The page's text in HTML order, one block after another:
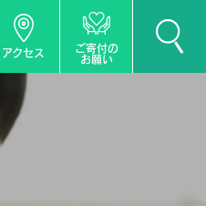
アクセス
ご寄付の
お願い